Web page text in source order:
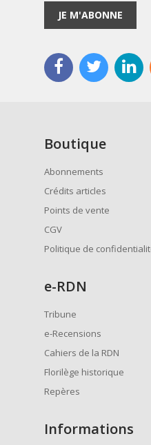
JE M'ABONNE
Boutique
Abonnements
Crédits articles
Points de vente
CGV
Politique de
e-RDN
Tribune
e-Recensions
Cahiers de la RDN
Florilège historique
Repères
Informations